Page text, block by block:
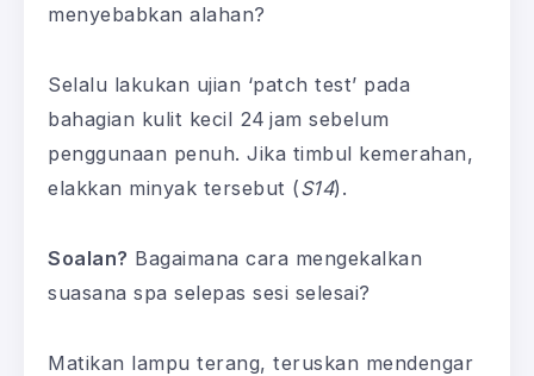
menyebabkan alahan?
Selalu lakukan ujian ‘patch test’ pada
bahagian kulit kecil 24 jam sebelum
penggunaan penuh. Jika timbul kemerahan,
elakkan minyak tersebut (S14).
Soalan? Bagaimana cara mengekalkan
suasana spa selepas sesi selesai?
Matikan lampu terang, teruskan mendengar